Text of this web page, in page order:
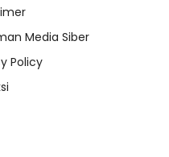
Media Siber
Policy